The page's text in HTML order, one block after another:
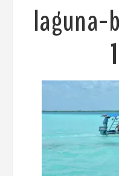
laguna-